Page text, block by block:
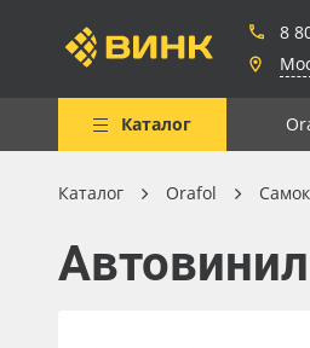
8
Каталог
Весь каталог
Рулонные материалы
Каталог Orafol
Автовинил